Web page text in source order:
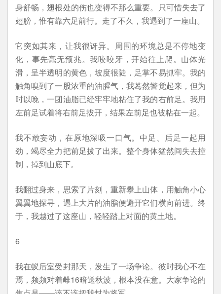
身舒畅，翅根处的伤也变得不那么重要。只可惜失去了
翅膀，惟有靠六足前行。走了不久，我遇到了一座山。
它突如其来，让我很讶异。周围的环境总是不停地变
化，事先毫无预兆。我咬咬牙，开始往上爬。山体光
滑，呈半透明的黄色，坡度很陡，足掌不易抓牢。我的
触角嗅到了一股浓重的油腥气，我蓦然警觉起来，但为
时以晚，一团油脂已经牢牢地粘住了我的右前足。我用
左前足试着将右前足拔开，结果左前足也被粘在一起。
我不敢妄动，在原地深吸一口气。中足、后足一起用
劲，竭尽全力把前足拔了出来。整个身体猛然间失去控
制，掉到山底下。
我翻过身来，思索了片刻，重新攀上山体，用触角小心
翼翼地探寻，遇上大片的油脂便避开它们横向前进。终
于，我越过了这座山，轻轻踏上对面的黄土地。
6
我在蚁后室受封那天，发生了一场争论。彼时我心不在
焉，频频对着雌16暗送秋波，根本没在意。大家争论的